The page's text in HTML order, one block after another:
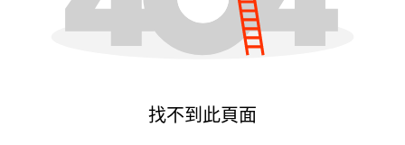
找不到此頁面